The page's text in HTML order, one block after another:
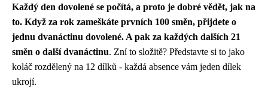
Každý den dovolené se počítá, a proto je dobré vědět, jak na
to. Když za rok zameškáte prvních 100 směn, přijdete o
jednu dvanáctinu dovolené. A pak za každých dalších 21
směn o další dvanáctinu. Zní to složitě? Představte si to jako
koláč rozdělený na 12 dílků - každá absence vám jeden dílek
ukrojí.